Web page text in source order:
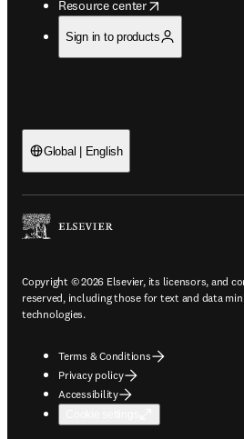
Resource center
opens in new tab/window
Sign in to products
Global | English
Copyright © 2026 Elsevier, its licensors, and
reserved, including those for text and data
technologies.
Terms & Conditions
Privacy policy
Accessibility